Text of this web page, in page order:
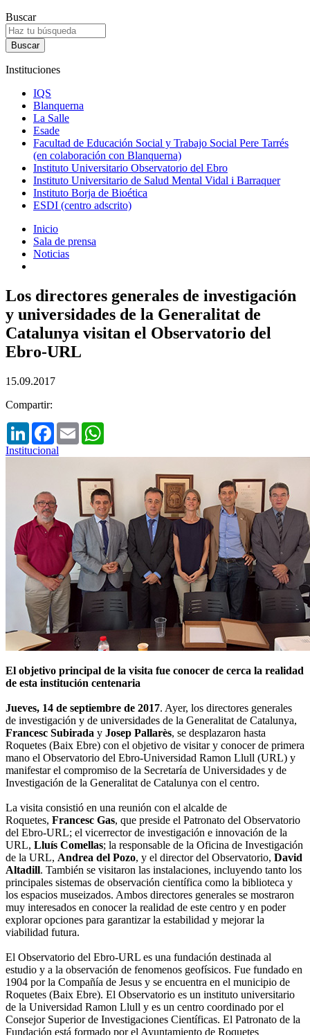
Buscar
Instituciones
IQS
Blanquerna
La Salle
Esade
Facultad de Educación Social y Trabajo Social Pere Tarrés
(en colaboración con Blanquerna)
Instituto Universitario Observatorio del Ebro
Instituto Universitario de Salud Mental Vidal i Barraquer
Instituto Borja de Bioética
ESDI (centro adscrito)
Inicio
Sala de prensa
Noticias
Los directores generales de investigación
y universidades de la Generalitat de
Catalunya visitan el Observatorio del
Ebro-URL
15.09.2017
Compartir:
LinkedInFacebook
Email
Institucional
El objetivo principal de la visita fue conocer de cerca la realidad
de esta institución centenaria
Jueves, 14 de septiembre de 2017. Ayer, los directores generales
de investigación y de universidades de la Generalitat de Catalunya,
Francesc Subirada y Josep Pallarès, se desplazaron hasta
Roquetes (Baix Ebre) con el objetivo de visitar y conocer de primera
mano el Observatorio del Ebro-Universidad Ramon Llull (URL) y
manifestar el compromiso de la Secretaría de Universidades y de
Investigación de la Generalitat de Catalunya con el centro.
La visita consistió en una reunión con el alcalde de
Roquetes, Francesc Gas, que preside el Patronato del Observatorio
del Ebro-URL; el vicerrector de investigación e innovación de la
URL, Lluís Comellas; la responsable de la Oficina de Investigación
de la URL, Andrea del Pozo, y el director del Observatorio, David
Altadill. También se visitaron las instalaciones, incluyendo tanto los
principales sistemas de observación científica como la biblioteca y
los espacios museizados. Ambos directores generales se mostraron
muy interesados en conocer la realidad de este centro y en poder
explorar opciones para garantizar la estabilidad y mejorar la
viabilidad futura.
El Observatorio del Ebro-URL es una fundación destinada al
estudio y a la observación de fenomenos geofísicos. Fue fundado en
1904 por la Compañía de Jesus y se encuentra en el municipio de
Roquetes (Baix Ebre). El Observatorio es un instituto universitario
de la Universidad Ramon Llull y es un centro coordinado por el
Consejor Superior de Investigaciones Científicas. El Patronato de la
Fundación está formado por el Ayuntamiento de Roquetes